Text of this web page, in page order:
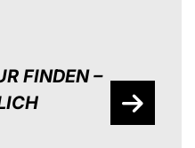
FINDEN –